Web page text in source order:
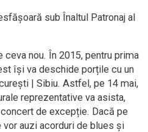
sub Înaltul Patronaj al
nou. În 2015, pentru prima
își va deschide porțile cu un
| Sibiu. Astfel, pe 14 mai,
reprezentative va asista,
de excepție. Dacă pe
auzi acorduri de blues și